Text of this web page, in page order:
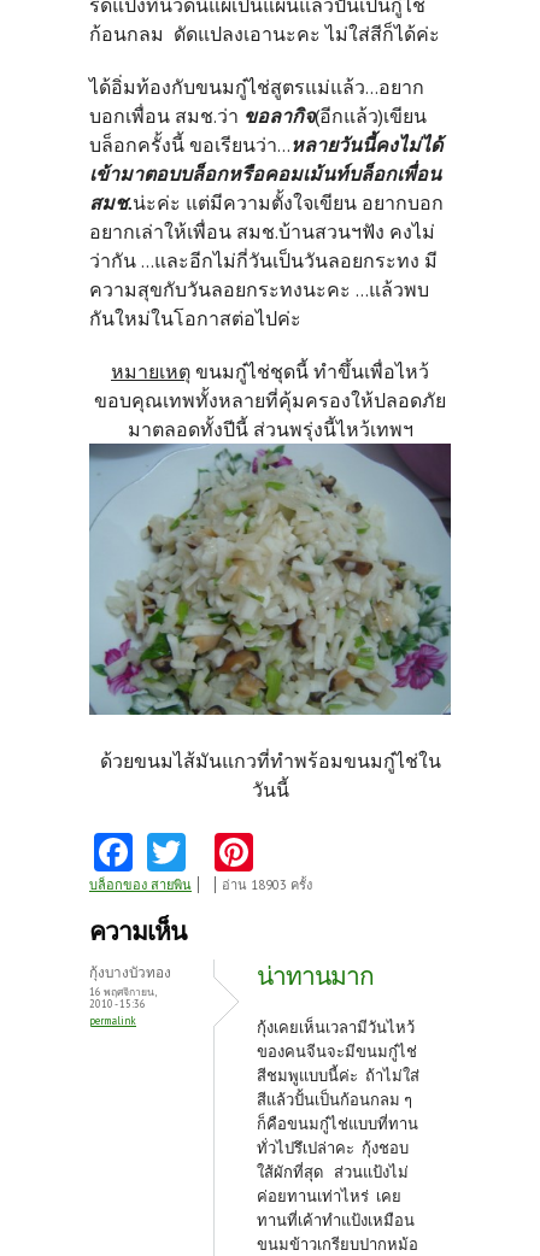
ก้อนกลม ดัดแปลงเอานะคะ ไม่ใส่สีก็ได้ค่ะ
ได้อิ่มท้องกับขนมกู๋ไช่สูตรแม่แล้ว...อยาก
บอกเพื่อน สมช.ว่า ขอลากิจ(อีกแล้ว)เขียน
บล็อกครั้งนี้ ขอเรียนว่า...หลายวันนี้คงไม่ได้
เข้ามาตอบบล็อกหรือคอมเม้นท์บล็อกเพื่อน
สมช.น่ะค่ะ แต่มีความตั้งใจเขียน อยากบอก
อยากเล่าให้เพื่อน สมช.บ้านสวนฯฟัง คงไม่
ว่ากัน ...และอีกไม่กี่วันเป็นวันลอยกระทง มี
ความสุขกับวันลอยกระทงนะคะ ...แล้วพบ
กันใหม่ในโอกาสต่อไปค่ะ
หมายเหตุ ขนมกู๋ไช่ชุดนี้ ทำขึ้นเพื่อไหว้
ขอบคุณเทพทั้งหลายที่คุ้มครองให้ปลอดภัย
มาตลอดทั้งปีนี้ ส่วนพรุ่งนี้ไหว้เทพฯ
ด้วยขนมไส้มันแกวที่ทำพร้อมขนมกู๋ไช่ใน
วันนี้
Fa
ce
b
o
o
k
w
itt
er
nt
es
t
บล็อกของ สายพิน อ่าน 18903 ครั้ง
ความเห็น
กุ้งบางบัวทอง
16 พฤศจิกายน,
2010 - 15:36
permalink
น่าทานมาก
กุ้งเคยเห็นเวลามีวันไหว้
ของคนจีนจะมีขนมกู๋ไช่
สีชมพูแบบนี้ค่ะ ถ้าไม่ใส่
สีแล้วปั้นเป็นก้อนกลม ๆ
ก็คือขนมกู๋ไช่แบบที่ทาน
ทั่วไปรึเปล่าคะ กุ้งชอบ
ใส้ผักที่สุด ส่วนแป้งไม่
ค่อยทานเท่าไหร่ เคย
ทานที่เค้าทำแป้งเหมือน
ขนมข้าวเกรียบปากหม้อ